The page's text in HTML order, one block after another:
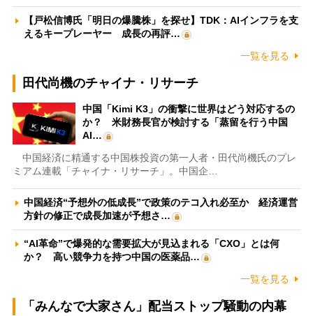
【戸松信博氏「明日の爆騰株」を探せ】TDK：AIインフラを支
えるキープレーヤー 成長の再評…
一覧を見る
田代尚機のチャイナ・リサーチ
中国「Kimi K3」の衝撃に世界はどう対応するの
か？ 米財務長官が検討する「蒸留を行う中国
AI…
中国経済に精通する中国株投資の第一人者・田代尚機氏のプレ
ミアム連載「チャイナ・リサーチ」。中国企…
中国経済“予想外の低成長”で政策のテコ入れ必至か 経済運営
方針の修正で成長加速が予想さ…
“AI革命”で爆発的な需要拡大が見込まれる「CXO」とは何
か？ 高い競争力を持つ中国の医薬品…
一覧を見る
「みんなで大家さん」配当ストップ騒動の内幕